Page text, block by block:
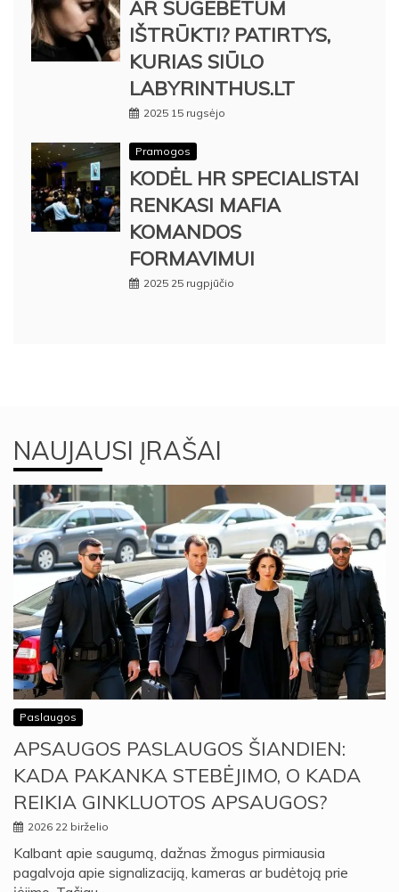
AR SUGEBĖTUM
IŠTRŪKTI? PATIRTYS,
KURIAS SIŪLO
LABYRINTHUS.LT
2025 15 rugsėjo
Pramogos
KODĖL HR SPECIALISTAI
RENKASI MAFIA
KOMANDOS
FORMAVIMUI
2025 25 rugpjūčio
NAUJAUSI ĮRAŠAI
Paslaugos
APSAUGOS PASLAUGOS ŠIANDIEN:
KADA PAKANKA STEBĖJIMO, O KADA
REIKIA GINKLUOTOS APSAUGOS?
2026 22 birželio
Kalbant apie saugumą, dažnas žmogus pirmiausia
pagalvoja apie signalizaciją, kameras ar budėtoją prie